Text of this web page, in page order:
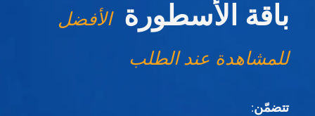
باقة الأسطورة الأفضل
للمشاهدة عند الطلب
تتضمّن: